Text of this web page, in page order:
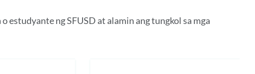
ito
estudyante ng SFUSD at alamin ang tungkol sa mga